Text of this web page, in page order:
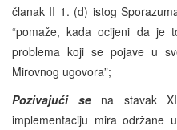
članak II 1. (d) istog
“pomaže, kada ocijeni da je
problema koji se pojave u
Mirovnog ugovora”;
Pozivajući sena stavak
implementaciju mira